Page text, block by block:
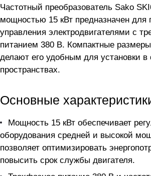
Частотный преобразователь Sako
мощностью 15 кВт предназначен для
управления электродвигателями с
питанием 380 В. Компактные
делают его удобным для установки в
пространствах.
Основные
Мощность 15 кВт обеспечивает
оборудования средней и высокой
позволяет оптимизировать
повысить срок службы двигателя.